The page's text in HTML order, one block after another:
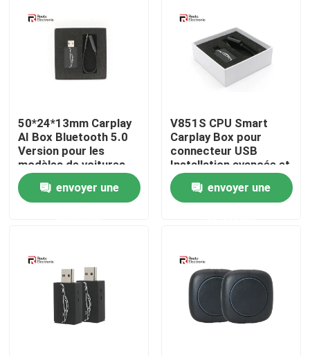
A propos de nous
Contrôle de la qualité
Contact
Tous les cas
Demande de soumission
50*24*13mm Carplay
AI Box Bluetooth 5.0
Version pour les
modèles de voitures
compatibles
envoyer une
V851S CPU Smart
Carplay Box pour
connecteur USB
Installation avancée et
conviviale
envoyer une